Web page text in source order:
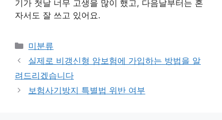
기가 첫날 너무 고생을 많이 했고, 다음날부터는 혼
자서도 잘 쓰고 있어요.
Categories
미분류
실제로 비갱신형 암보험에 가입하는 방법을 알
려드리겠습니다
보험사기방지 특별법 위반 여부